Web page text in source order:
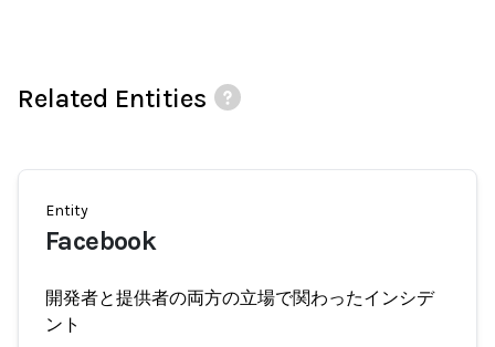
Related Entities
Entity
Facebook
開発者と提供者の両方の立場で関わったインシデ
ント